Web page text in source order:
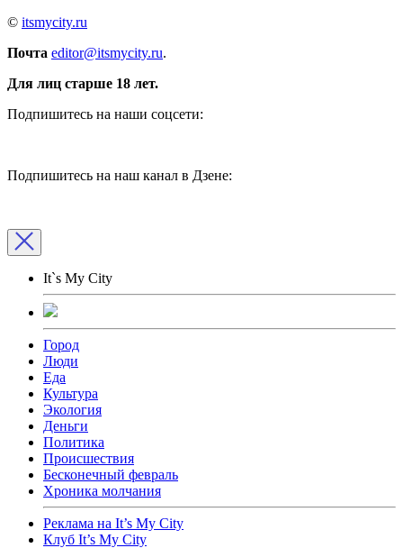
© itsmycity.ru
Почта editor@itsmycity.ru.
Для лиц старше 18 лет.
Подпишитесь на наши соцсети:
Подпишитесь на наш канал в Дзене:
It`s My City
Город
Люди
Еда
Культура
Экология
Деньги
Политика
Происшествия
Бесконечный февраль
Хроника молчания
Реклама на It’s My City
Клуб It’s My City